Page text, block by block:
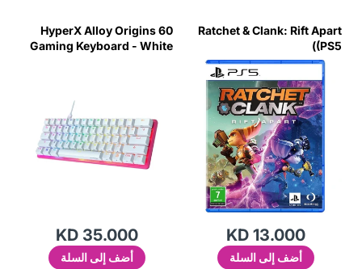
Ratchet & Clank: Rift Apart
(PS5)
KD 13.000
أضف إلى السلة
HyperX Alloy Origins 60
Gaming Keyboard - White
KD 35.000
أضف إلى السلة